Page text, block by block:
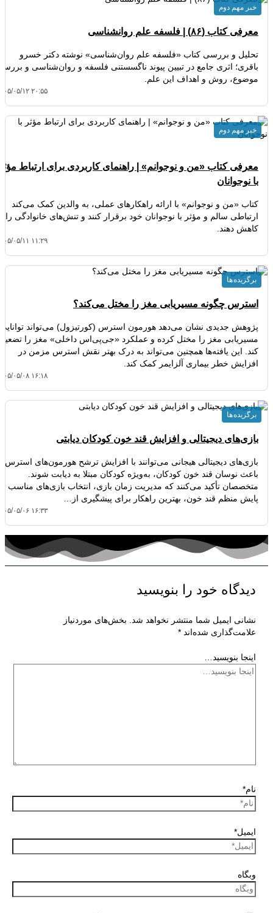
معرفی کتاب (۸۶) | فلسفه علم روانشناسی
تحلیل و بررسی کتاب «فلسفه علم روان‌شناسی» نوشته دکتر خسرو
باقری؛ اثری جامع در تبیین پیوند ناگسستنی فلسفه و روان‌شناسی و
موضوع، روش و اهداف این علم.
۱۴۰۵/۰۵/۱۲
خبر مهم دوم
معرفی کتاب «من و نوجوانم» | راهنمای کاربردی برای ارتباط
با نوجوانان
کتاب «من و نوجوانم» با ارائه راهکارهای عملی، به والدین کمک می‌کند
ارتباطی سالم و مؤثر با نوجوانان خود برقرار کنند و تنش‌های خانوادگی را
کاهش دهند.
۱۴۰۵/۰۵/۱۱
خبر مهم دوم
استرس چگونه مسیریابی مغز را مختل می‌کند؟
پژوهش جدیدی نشان می‌دهد هورمون استرس (کورتیزول) می‌تواند توانایی
مسیریابی مغز را مختل کرده و عملکرد «جی‌پی‌اس داخلی» مغز را
کند. این یافته‌ها همچنین می‌تواند به درک بهتر نقش استرس مزمن در
افزایش خطر بیماری آلزایمر کمک کند.
۱۴۰۵/۰۵/۰۸
برگزیده ها
بازی‌های دیجیتالی و افزایش قند خون کودکان دیابتی
بازی‌های دیجیتالی هیجانی می‌توانند با افزایش ترشح هورمون‌های استرس،
باعث نوسان قند خون کودکان، به‌ویژه کودکان مبتلا به دیابت شوند.
متخصصان تأکید می‌کنند که مدیریت زمان بازی، انتخاب بازی‌های مناسب و
پایش منظم قند خون، بهترین راهکار برای پیشگیری از…
۱۴۰۵/۰۵/۰۶
برگزیده ها
دیدگاه‌ خود را بنویسید
نشانی ایمیل شما منتشر نخواهد شد. بخش‌های موردنیاز
علامت‌گذاری شده‌اند *
اینجا بنویسید…
نام*
ایمیل*
وبگاه